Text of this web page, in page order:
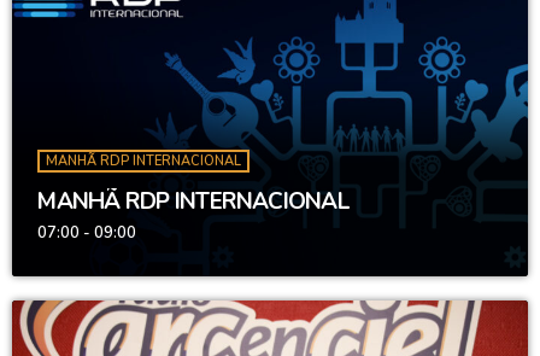
MANHÃ RDP INTERNACIONAL
MANHÃ RDP INTERNACIONAL
07:00 - 09:00